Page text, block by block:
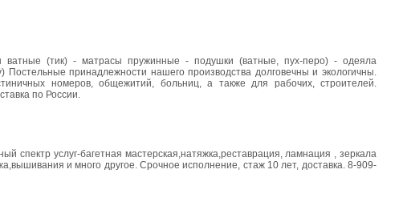
(тик) - матрасы пружинные - подушки (ватные, пух-перо) - одеяла
принадлежности нашего производства долговечны и экологичны.
номеров, общежитий, больниц, а также для рабочих, строителей.
по России.
услуг-багетная мастерская,натяжка,реставрация, ламнация , зеркала
и много другое. Срочное исполнение, стаж 10 лет, доставка. 8-909-